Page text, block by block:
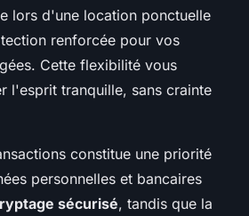
lors d'une location ponctuelle
renforcée pour vos
Cette flexibilité vous
l'esprit tranquille, sans crainte
constitue une priorité
personnelles et bancaires
sécurisé, tandis que la